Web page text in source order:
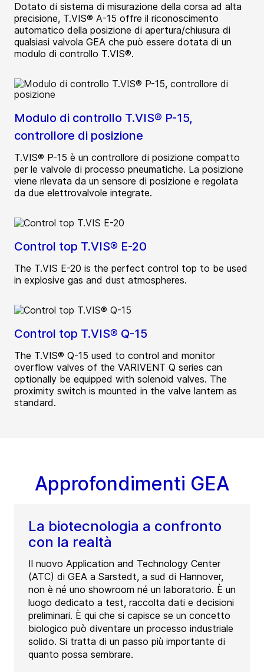
Dotato di sistema di misurazione della corsa ad alta
precisione, T.VIS® A-15 offre il riconoscimento
automatico della posizione di apertura/chiusura di
qualsiasi valvola GEA che può essere dotata di un
modulo di controllo T.VIS®.
Modulo di controllo T.VIS® P-15,
controllore di posizione
T.VIS® P-15 è un controllore di posizione compatto
per le valvole di processo pneumatiche. La posizione
viene rilevata da un sensore di posizione e regolata
da due elettrovalvole integrate.
Control top T.VIS® E-20
The T.VIS E-20 is the perfect control top to be used
in explosive gas and dust atmospheres.
Control top T.VIS® Q-15
The T.VIS® Q-15 used to control and monitor
overflow valves of the VARIVENT Q series can
optionally be equipped with solenoid valves. The
proximity switch is mounted in the valve lantern as
standard.
Approfondimenti GEA
La biotecnologia a confronto
con la realtà
Il nuovo Application and Technology Center
(ATC) di GEA a Sarstedt, a sud di Hannover,
non è né uno showroom né un laboratorio. È un
luogo dedicato a test, raccolta dati e decisioni
preliminari. È qui che si capisce se un concetto
biologico può diventare un processo industriale
solido. Si tratta di un passo più importante di
quanto possa sembrare.